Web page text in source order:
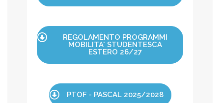
REGOLAMENTO PROGRAMMI
MOBILITA' STUDENTESCA
ESTERO 26/27
PTOF - PASCAL 2025/2028